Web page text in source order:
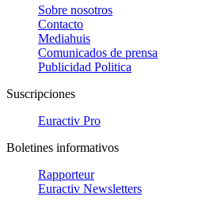
Sobre nosotros
Contacto
Mediahuis
Comunicados de prensa
Publicidad Politica
Suscripciones
Euractiv Pro
Boletines informativos
Rapporteur
Euractiv Newsletters